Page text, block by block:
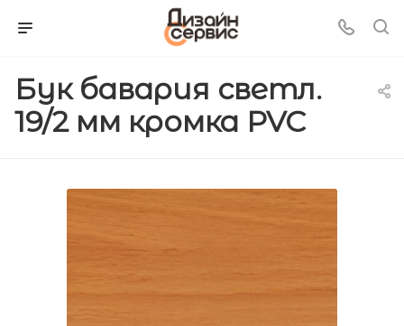
Бук бавария светл.
19/2 мм кромка PVC